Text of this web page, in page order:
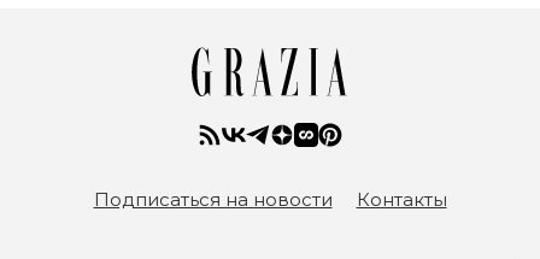
Подписаться на новости Контакты